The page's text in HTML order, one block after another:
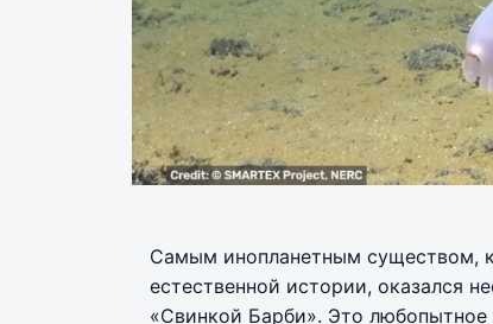
Самым инопланетным существом,
естественной истории, оказался
«Свинкой Барби». Это